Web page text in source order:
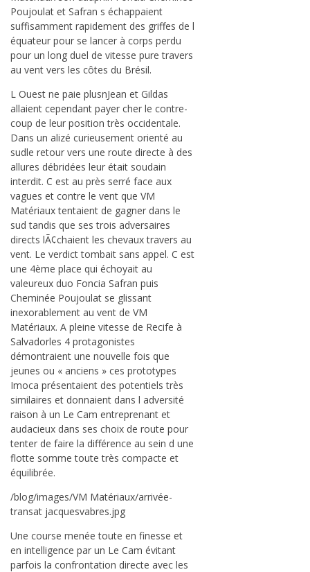
Poujoulat et Safran s échappaient
suffisamment rapidement des griffes de l
équateur pour se lancer à corps perdu
pour un long duel de vitesse pure travers
au vent vers les côtes du Brésil.
L Ouest ne paie plusnJean et Gildas
allaient cependant payer cher le contre-
coup de leur position très occidentale.
Dans un alizé curieusement orienté au
sudle retour vers une route directe à des
allures débridées leur était soudain
interdit. C est au près serré face aux
vagues et contre le vent que VM
Matériaux tentaient de gagner dans le
sud tandis que ses trois adversaires
directs lÃ¢chaient les chevaux travers au
vent. Le verdict tombait sans appel. C est
une 4ème place qui échoyait au
valeureux duo Foncia Safran puis
Cheminée Poujoulat se glissant
inexorablement au vent de VM
Matériaux. A pleine vitesse de Recife à
Salvadorles 4 protagonistes
démontraient une nouvelle fois que
jeunes ou « anciens » ces prototypes
Imoca présentaient des potentiels très
similaires et donnaient dans l adversité
raison à un Le Cam entreprenant et
audacieux dans ses choix de route pour
tenter de faire la différence au sein d une
flotte somme toute très compacte et
équilibrée.
/blog/images/VM Matériaux/arrivée-
transat jacquesvabres.jpg
Une course menée toute en finesse et
en intelligence par un Le Cam évitant
parfois la confrontation directe avec les